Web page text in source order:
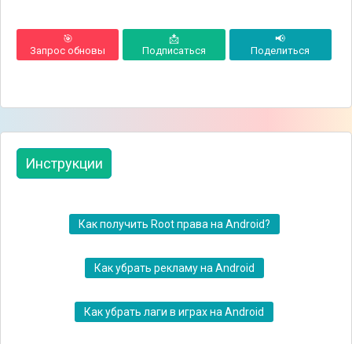
🎯
Запрос обновы
📩
Подписаться
📢
Поделиться
Инструкции
Как получить Root права на Android?
Как убрать рекламу на Android
Как убрать лаги в играх на Android